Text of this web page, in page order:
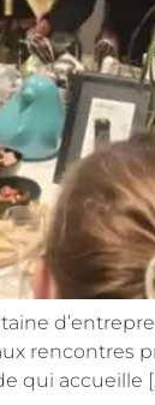
rencontres
qui accueille